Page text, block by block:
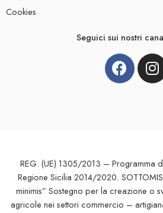
Cookies
Seguici sui nostri
REG. (UE) 1305/2013 – Programma
Regione Sicilia 2014/2020.
minimis” Sostegno per la creazione o
agricole nei settori commercio –